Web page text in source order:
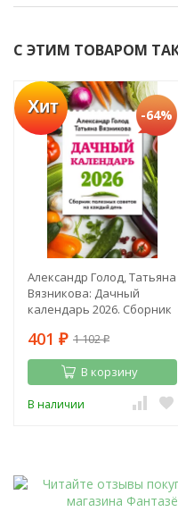
С ЭТИМ ТОВАРОМ
Хит -64%
Александр Голод, Татьяна
Вязникова: Дачный
календарь 2026. Сборник
каждый день
401 ₽ 1 102₽
В корзину
В наличии